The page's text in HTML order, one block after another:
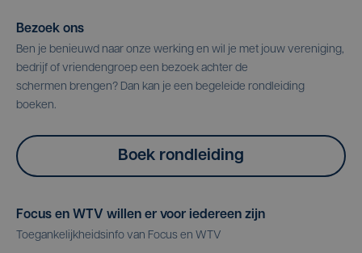
Bezoek ons
Ben je benieuwd naar onze werking en wil je met jouw vereniging,
bedrijf of vriendengroep een bezoek achter de
schermen brengen? Dan kan je een begeleide rondleiding
boeken.
Boek rondleiding
Focus en WTV willen er voor iedereen zijn
Toegankelijkheidsinfo van Focus en WTV